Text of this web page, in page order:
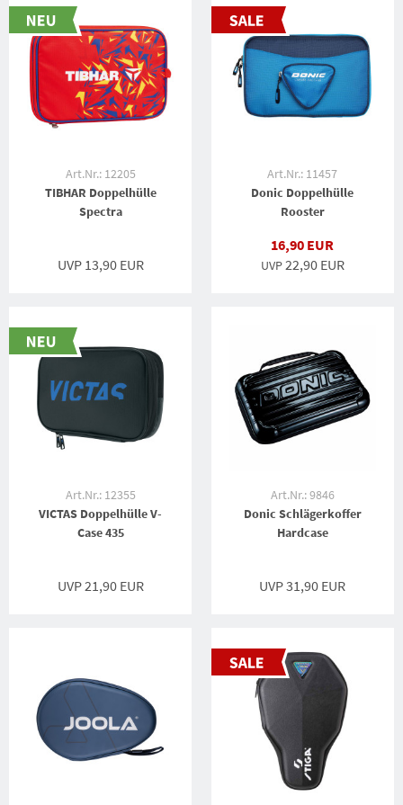
Art.Nr.: 12205
TIBHAR Doppelhülle
Spectra
UVP 13,90 EUR
Art.Nr.: 11457
Donic Doppelhülle
Rooster
16,90 EUR
UVP22,90 EUR
Art.Nr.: 12355
VICTAS Doppelhülle V-
Case 435
UVP 21,90 EUR
Art.Nr.: 9846
Donic Schlägerkoffer
Hardcase
UVP 31,90 EUR